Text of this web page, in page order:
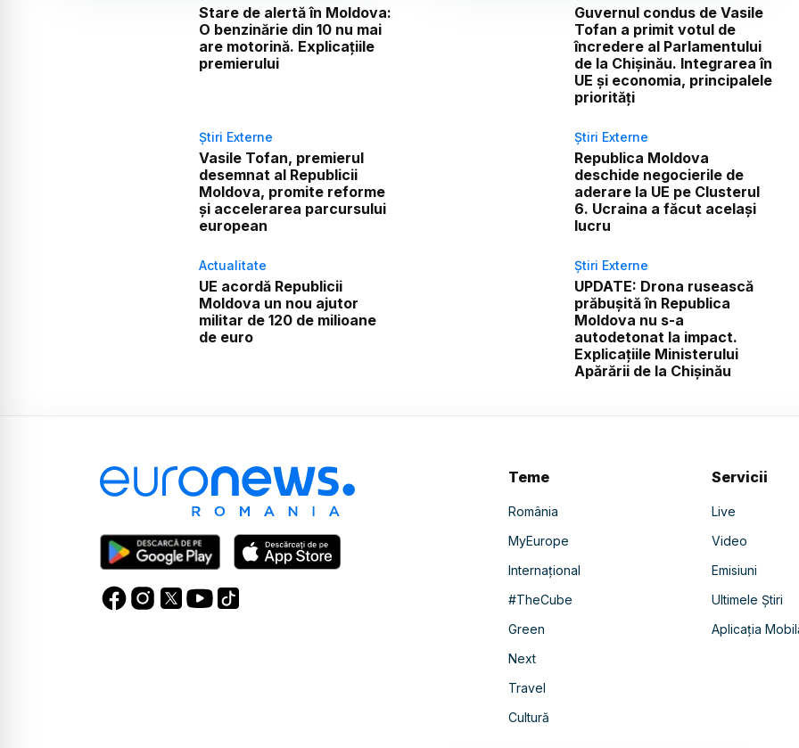
Stare de alertă în Moldova:
O benzinărie din 10 nu mai
are motorină. Explicațiile
premierului
Guvernul condus de Vasile
Tofan a primit votul de
încredere al Parlamentului
de la Chișinău. Integrarea în
UE și economia, principalele
priorități
Știri Externe
Vasile Tofan, premierul
desemnat al Republicii
Moldova, promite reforme
și accelerarea parcursului
european
Știri Externe
Republica Moldova
deschide negocierile de
aderare la UE pe Clusterul
6. Ucraina a făcut același
lucru
Actualitate
UE acordă Republicii
Moldova un nou ajutor
militar de 120 de milioane
de euro
Știri Externe
UPDATE: Drona rusească
prăbușită în Republica
Moldova nu s-a
autodetonat la impact.
Explicațiile Ministerului
Apărării de la Chișinău
Teme
România
MyEurope
Internațional
#TheCube
Green
Next
Travel
Cultură
Servicii
Live
Video
Emisiuni
Ultimele Știri
Aplicația